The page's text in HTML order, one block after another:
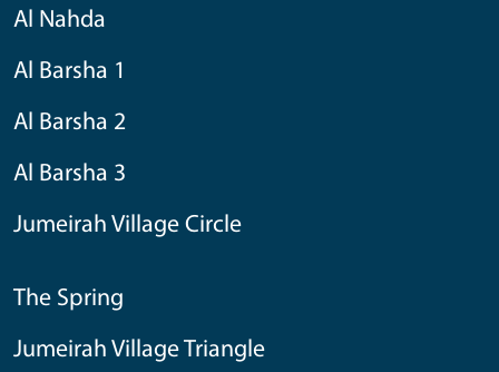
Al Nahda
Al Barsha 1
Al Barsha 2
Al Barsha 3
Jumeirah Village Circle
The Spring
Jumeirah Village Triangle